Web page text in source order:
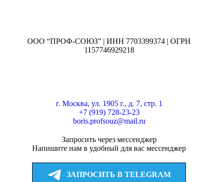
ООО “ПРОФ-СОЮЗ” | ИНН 7703399374 | ОГРН
1157746929218
г. Москва, ул. 1905 г., д. 7, стр. 1
+7 (919) 728-23-23
boris.profsouz@mail.ru
Запросить через мессенджер
Напишите нам в удобный для вас мессенджер
ЗАПРОСИТЬ В TELEGRAM